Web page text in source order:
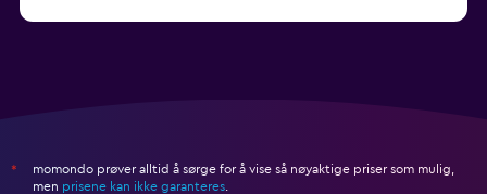
*
momondo prøver alltid å sørge for å vise så nøyaktige priser som mulig,
men prisene kan ikke garanteres